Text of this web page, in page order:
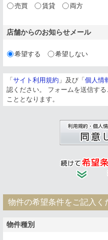
売買 賃貸 両方
店舗からのお知らせメール
希望する 希望しない
「 サイト利用規約 」 及び 「 個人情
認ください。
フォームを送信す
こととなります。
物件の希望条件をご記入く
物件種別